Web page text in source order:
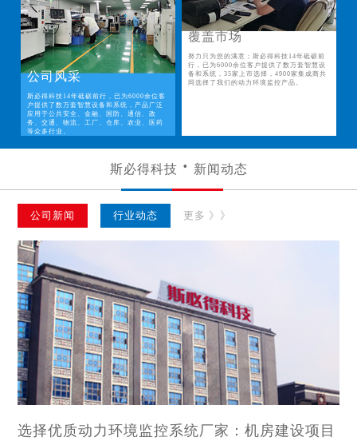
公司风采
斯必得科技14年砥砺前行，已为6000余位客
户提供了数万套智慧设备和系统，产品广泛
应用于公共安全、金融、国防、通信、政
务、交通、物流、工厂、仓库、农业、医药
等众多行业。
覆盖市场
努力只为您的满意；斯必得科技14年砥砺前
行，已为6000余位客户提供了数万套智慧设
备和系统，35家上市选择，4900家集成商共
同选择了我们的动力环境监控产品。
斯必得科技 新闻动态
公司新闻 行业动态 更多 》》
选择优质动力环境监控系统厂家：机房建设项目